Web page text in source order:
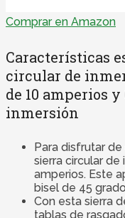
Comprar en Amazon
Características
circular de
de 10 amperios
inmersión
Para disfrutar
sierra circular
amperios. Este
bisel de 45
Con esta sierra
tablas de